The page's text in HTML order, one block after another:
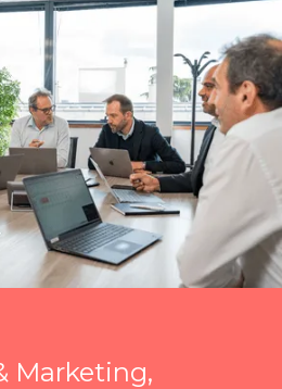
Marketing,